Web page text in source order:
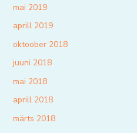
mai 2019
aprill 2019
oktoober 2018
juuni 2018
mai 2018
aprill 2018
märts 2018